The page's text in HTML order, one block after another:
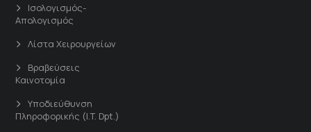
Ισολογισμός-
Απολογισμός
Λίστα Χειρουργείων
Βραβεύσεις
Καινοτομία
Υποδιεύθυνση
Πληροφορικής (I.T. Dpt.)